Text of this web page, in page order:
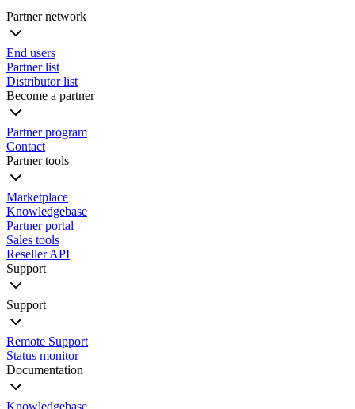
Partner network
End users
Partner list
Distributor list
Become a partner
Partner program
Contact
Partner tools
Marketplace
Knowledgebase
Partner portal
Sales tools
Reseller API
Support
Support
Remote Support
Status monitor
Documentation
Knowledgebase